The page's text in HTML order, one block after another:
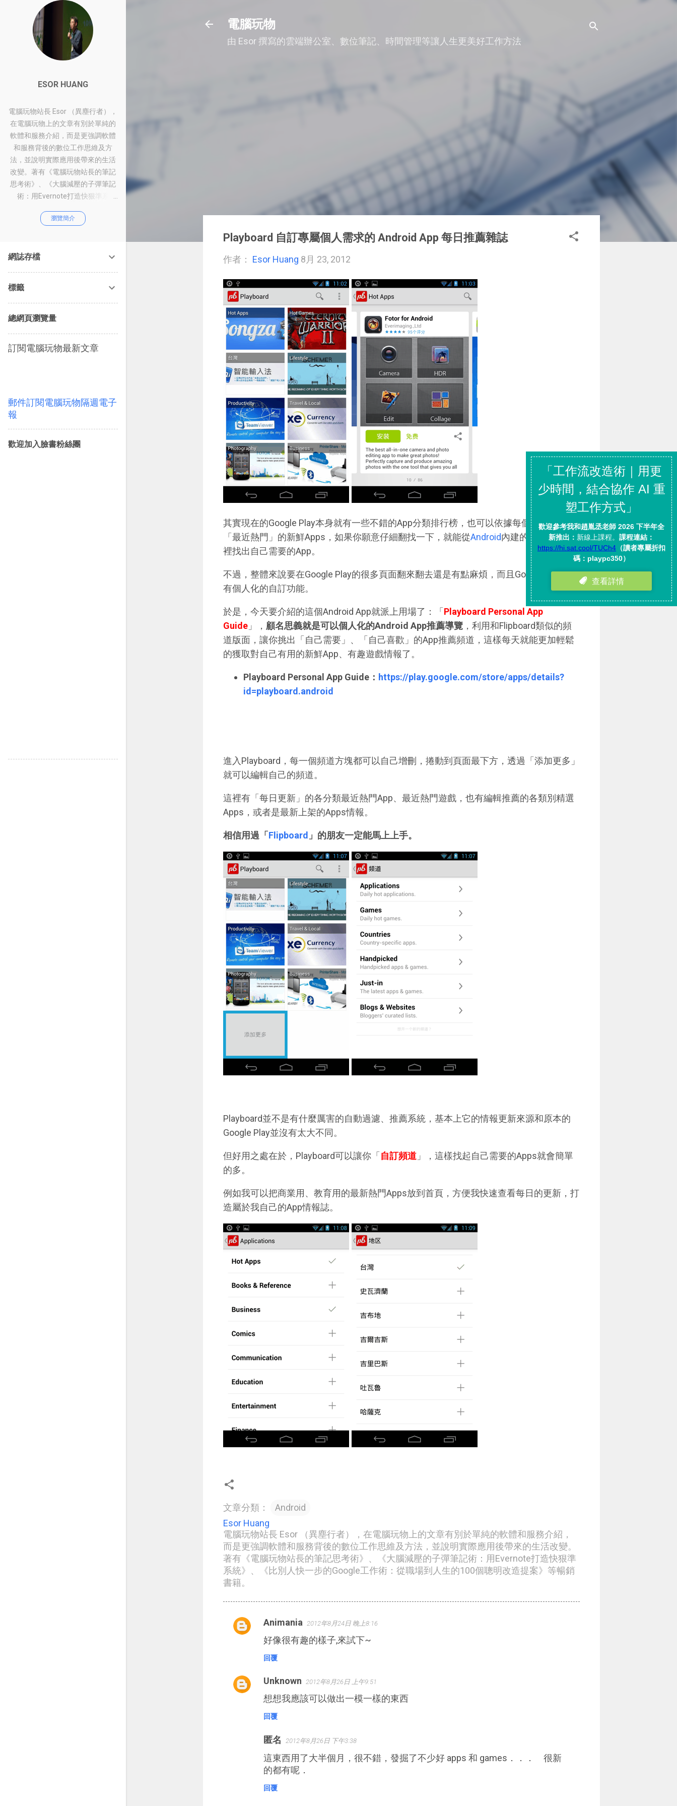
電腦玩物
由 Esor 撰寫的雲端辦公室、數位筆記、時間管理等讓人生更美好工作方法
Playboard 自訂專屬個人需求的 Android App 每日推薦雜誌
作者： Esor Huang 8月 23, 2012
其實現在的Google Play本身就有一些不錯的App分類排行榜，也可以依據每個類別過濾出
「最近熱門」的新鮮Apps，如果你願意仔細翻找一下，就能從Android內建的Google Play
裡找出自己需要的App。
不過，整體來說要在Google Play的很多頁面翻來翻去還是有點麻煩，而且Google Play也沒
有個人化的自訂功能。
於是，今天要介紹的這個Android App就派上用場了：「 Playboard Personal App
Guide 」， 顧名思義就是可以個人化的Android App推薦導覽 ，利用和Flipboard類似的頻
道版面，讓你挑出「自己需要」、「自己喜歡」的App推薦頻道，這樣每天就能更加輕鬆
的獲取對自己有用的新鮮App、有趣遊戲情報了。
Playboard Personal App Guide： https://play.google.com/store/apps/details?
id=playboard.android
進入Playboard，每一個頻道方塊都可以自己增刪，捲動到頁面最下方，透過「添加更多」
就可以編輯自己的頻道。
這裡有「每日更新」的各分類最近熱門App、最近熱門遊戲，也有編輯推薦的各類別精選
Apps，或者是最新上架的Apps情報。
相信用過「 Flipboard 」的朋友一定能馬上上手。
Playboard並不是有什麼厲害的自動過濾、推薦系統，基本上它的情報更新來源和原本的
Google Play並沒有太大不同。
但好用之處在於，Playboard可以讓你「 自訂頻道 」，這樣找起自己需要的Apps就會簡單
的多。
例如我可以把商業用、教育用的最新熱門Apps放到首頁，方便我快速查看每日的更新，打
造屬於我自己的App情報誌。
文章分類：
Android
Esor Huang
電腦玩物站長 Esor （異塵行者），在電腦玩物上的文章有別於單純的軟體和服務介紹，
而是更強調軟體和服務背後的數位工作思維及方法，並說明實際應用後帶來的生活改變。
著有《電腦玩物站長的筆記思考術》、《大腦減壓的子彈筆記術：用Evernote打造快狠準
系統》、《比別人快一步的Google工作術：從職場到人生的100個聰明改造提案》等暢銷
書籍。
留
Animania 2012年8月24日 晚上8:16
好像很有趣的樣子,來試下~
回覆
Unknown 2012年8月26日 上午9:51
想想我應該可以做出一模一樣的東西
回覆
匿名 2012年8月26日 下午3:38
這東西用了大半個月，很不錯，發掘了不少好 apps 和 games．．． 很新
的都有呢．
回覆
ESOR HUANG
電腦玩物站長 Esor （異塵行者），
在電腦玩物上的文章有別於單純的
軟體和服務介紹，而是更強調軟體
和服務背後的數位工作思維及方
法，並說明實際應用後帶來的生活
改變。著有《電腦玩物站長的筆記
思考術》、《大腦減壓的子彈筆記
術：用Evernote打造快狠準系
作術：從職場到人生的100個聰明
瀏覽簡介
網誌存檔
標籤
總網頁瀏覽量
訂閱電腦玩物最新文章
郵件訂閱電腦玩物隔週電子
報
歡迎加入臉書粉絲團